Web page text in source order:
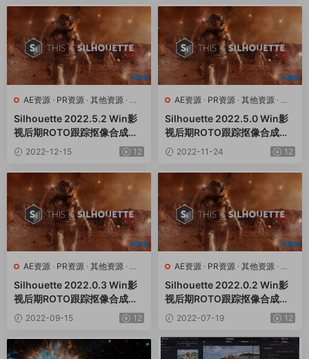
AE资源 · PR资源 · 其他资源 · 达
芬奇资源
Silhouette 2022.5.2 Win影
视后期ROTO跟踪抠像合成软
件AE/PR/达芬奇/VEGAS/OF
X插件
2022-12-15 12
AE资源 · PR资源 · 其他资源 · 达
芬奇资源
Silhouette 2022.5.0 Win影
视后期ROTO跟踪抠像合成软
件AE/PR/达芬奇/VEGAS/OF
X插件
2022-11-24 12
AE资源 · PR资源 · 其他资源 · 达
芬奇资源
Silhouette 2022.0.3 Win影
视后期ROTO跟踪抠像合成软
件AE/PR/达芬奇/VEGAS/OF
X插件
2022-09-15 12
AE资源 · PR资源 · 其他资源 · 达
芬奇资源
Silhouette 2022.0.2 Win影
视后期ROTO跟踪抠像合成软
件AE/PR/VEGAS/OFX/达芬
奇插件
2022-07-19 12